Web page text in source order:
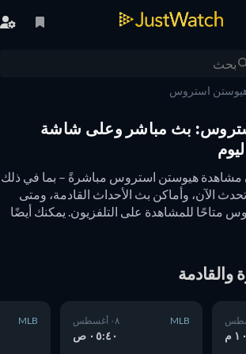
استروس
بث مباشر وعلى شاشة
يُظهر هذا الدليل مكان مشاهدة هيوستن استروس مباشرةً – بما في ذلك
البثوث المباشرة التي تحدث الآن، وأماكن بث الأحداث القادمة، ومتى
سيكون هيوستن استروس متاحًا للمشاهدة على التلفزيون. يمكنك أيضًا
MLB
٠٥:٤٠ ص
MLB